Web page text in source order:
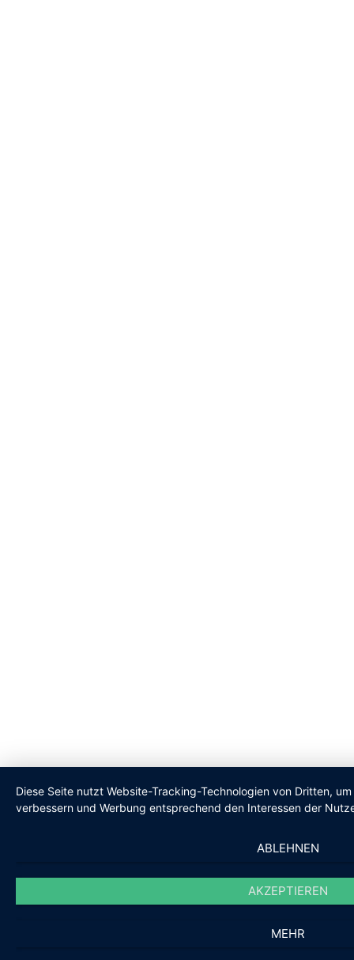
Diese Seite nutzt Website-Tracking-Technologien von Dritten,
verbessern und Werbung entsprechend den Interessen der
ABLEHNEN
AKZEPTIEREN
MEHR